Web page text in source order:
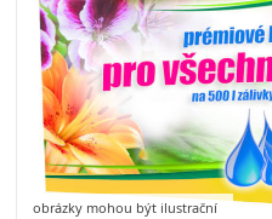
obrázky mohou být ilustrační